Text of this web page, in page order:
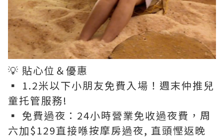
💡 貼心位＆優惠
▪️ 1.2米以下小朋友免費入場！週末仲推兒
童托管服務!
▪️ 免費過夜：24小時營業免收過夜費，周
六加$129直接喺按摩房過夜, 直頭慳返晚